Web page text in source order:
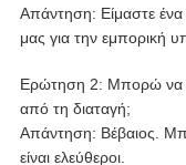
Απάντηση: Είμαστε ένα
μας για την εμπορική
Ερώτηση 2: Μπορώ να
από τη διαταγή;
Απάντηση: Βέβαιος.
είναι ελεύθεροι.